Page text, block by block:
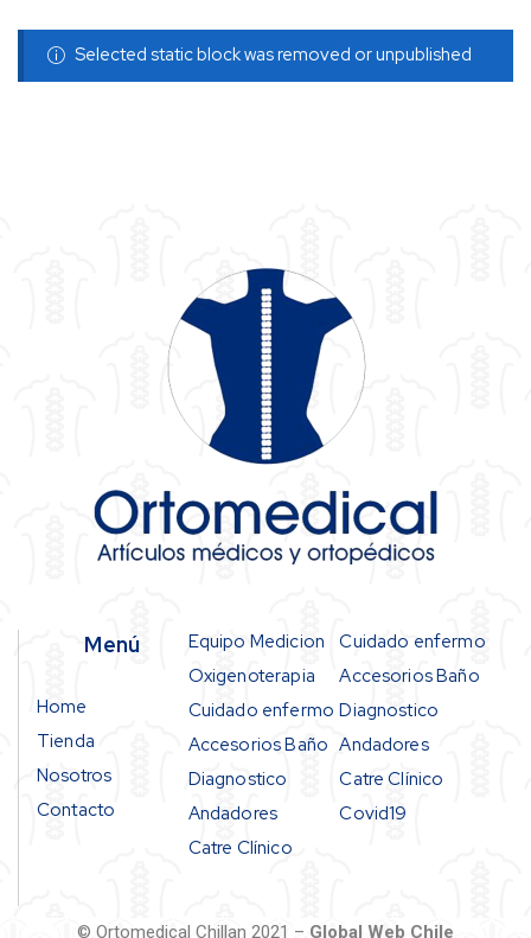
Selected static block was removed or unpublished
Menú
Home
Tienda
Nosotros
Contacto
Equipo Medicion
Oxigenoterapia
Cuidado enfermo
Accesorios Baño
Diagnostico
Andadores
Catre Clínico
Cuidado enfermo
Accesorios Baño
Diagnostico
Andadores
Catre Clínico
Covid19
© Ortomedical Chillan 2021 – Global Web Chile